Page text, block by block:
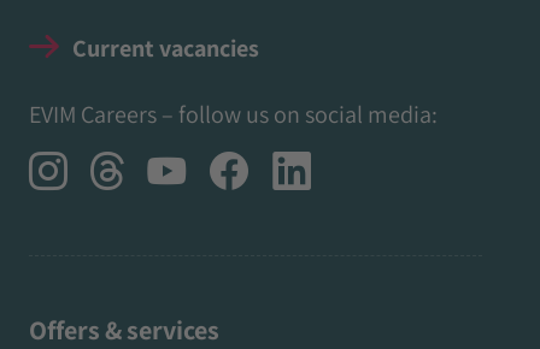
Current vacancies
EVIM Careers – follow us on social media:
Offers & services